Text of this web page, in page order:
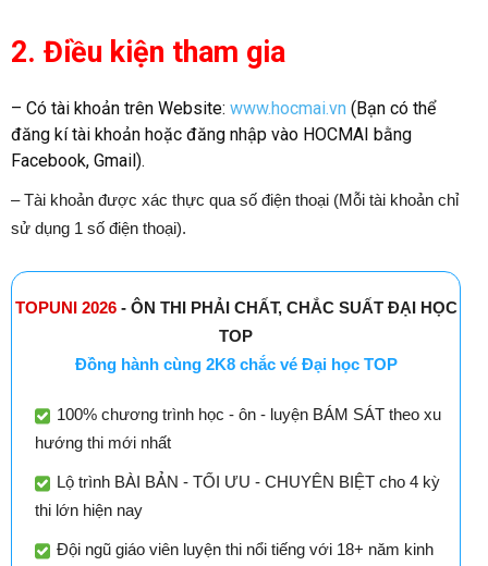
2. Điều kiện tham gia
– Có tài khoản trên Website: www.hocmai.vn (Bạn có thể
đăng kí tài khoản hoặc đăng nhập vào HOCMAI bằng
Facebook, Gmail).
– Tài khoản được xác thực qua số điện thoại (Mỗi tài khoản chỉ
sử dụng 1 số điện thoại).
TOPUNI 2026- ÔN THI PHẢI CHẤT, CHẮC SUẤT ĐẠI HỌC
TOP
Đồng hành cùng 2K8 chắc vé Đại học TOP
100% chương trình học - ôn - luyện BÁM SÁT theo xu
hướng thi mới nhất
Lộ trình BÀI BẢN - TỐI ƯU - CHUYÊN BIỆT cho 4 kỳ
thi lớn hiện nay
Đội ngũ giáo viên luyện thi nổi tiếng với 18+ năm kinh